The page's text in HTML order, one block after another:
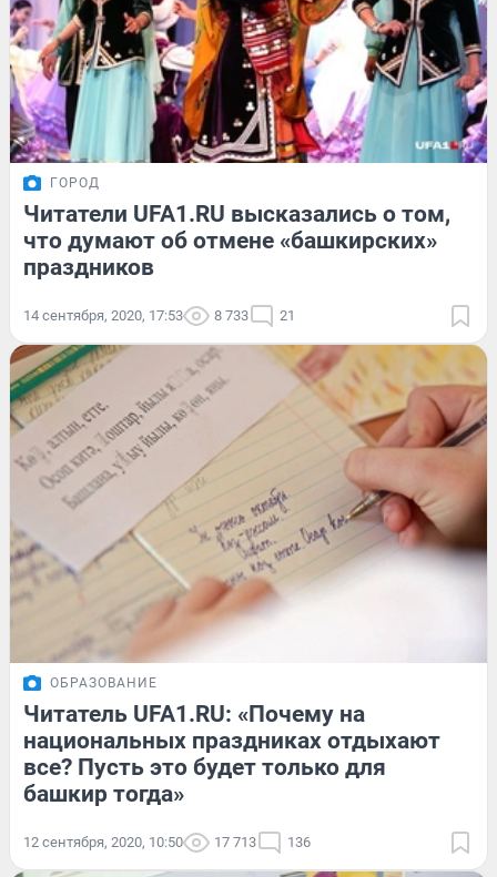
ГОРОД
Читатели UFA1.RU высказались о том,
что думают об отмене «башкирских»
праздников
14 сентября, 2020, 17:53 8 733 21
ОБРАЗОВАНИЕ
Читатель UFA1.RU: «Почему на
национальных праздниках отдыхают
все? Пусть это будет только для
башкир тогда»
12 сентября, 2020, 10:50 17 713 136